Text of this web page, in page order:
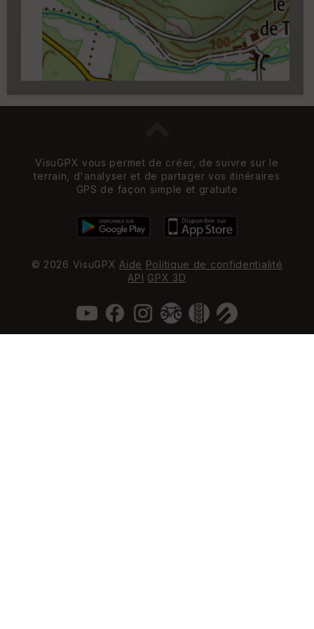
zoom 14)
VisuGPX vous permet de créer, de suivre sur le
terrain, d'analyser et de partager vos itinéraires
GPS de façon simple et gratuite
© 2026 VisuGPX Aide Politique de confidentialité
API GPX 3D